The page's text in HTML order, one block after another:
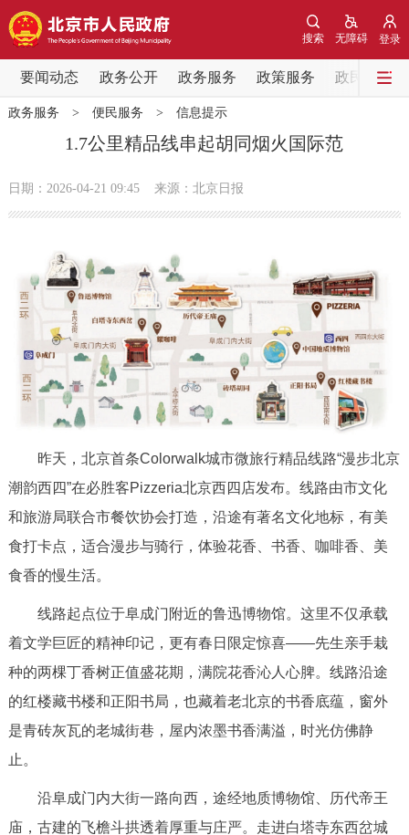
登录
无障碍
搜索
要闻动态 政务公开 政务服务 政策服务 政民互动
要闻动态
党中央精神 国务院信息
政务公开
市领导 机构职能 政策服务
政策兑现 政策解读 回应关切
决策公开
个人服务 法人服务 部门服务
便民服务
中介服务 阳光政务
政民互动
12345网上接诉即办 我要咨询 我要建议
走进北京
政务服务 > 便民服务 > 信息提示
1.7公里精品线串起胡同烟火国际范
日期：2026-04-21 09:45 来源：北京日报
昨天，北京首条Colorwalk城市微旅行精品线路“漫步北京
潮韵西四”在必胜客Pizzeria北京西四店发布。线路由市文化
和旅游局联合市餐饮协会打造，沿途有著名文化地标，有美
食打卡点，适合漫步与骑行，体验花香、书香、咖啡香、美
食香的慢生活。
线路起点位于阜成门附近的鲁迅博物馆。这里不仅承载
着文学巨匠的精神印记，更有春日限定惊喜——先生亲手栽
种的两棵丁香树正值盛花期，满院花香沁人心脾。线路沿途
的红楼藏书楼和正阳书局，也藏着老北京的书香底蕴，窗外
是青砖灰瓦的老城街巷，屋内浓墨书香满溢，时光仿佛静
止。
沿阜成门内大街一路向西，途经地质博物馆、历代帝王
庙，古建的飞檐斗拱透着厚重与庄严。走进白塔寺东西岔城